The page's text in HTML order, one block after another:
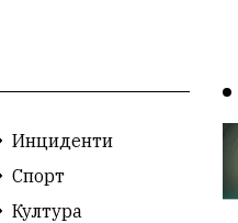
Инциденти
Спорт
Култура